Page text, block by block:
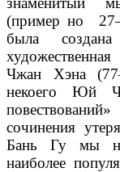
(пример­ но
была
Чжан Хэна
некоего Юй
сочинения
Бань Гу мы
наиболее